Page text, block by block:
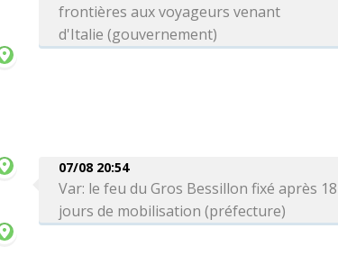
frontières aux voyageurs venant
d'Italie (gouvernement)
07/08 20:54
Var: le feu du Gros Bessillon fixé après 18
jours de mobilisation (préfecture)